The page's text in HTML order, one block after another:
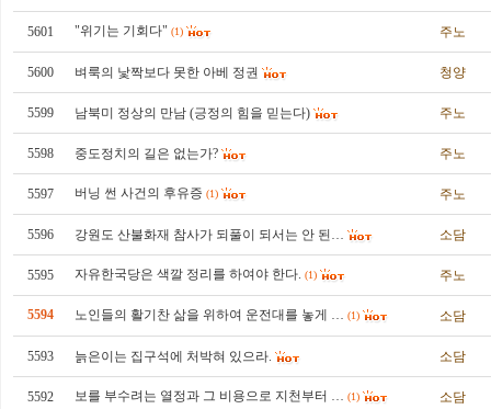
5601 "위기는 기회다" (1) 주노
5600 벼룩의 낯짝보다 못한 아베 정권 청양
5599 남북미 정상의 만남 (긍정의 힘을 믿는다) 주노
5598 중도정치의 길은 없는가? 주노
5597 버닝 썬 사건의 후유증 (1) 주노
5596 강원도 산불화재 참사가 되풀이 되서는 안 된… 소담
5595 자유한국당은 색깔 정리를 하여야 한다. (1) 주노
5594 노인들의 활기찬 삶을 위하여 운전대를 놓게 … (1) 소담
5593 늙은이는 집구석에 처박혀 있으라. 소담
5592 보를 부수려는 열정과 그 비용으로 지천부터 … (1) 소담